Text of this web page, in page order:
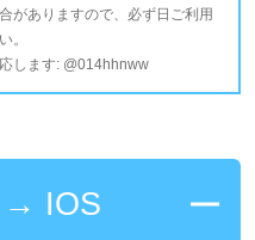
がありますので、必ず日ご利用
。
します: @014hhnww
→ IOS